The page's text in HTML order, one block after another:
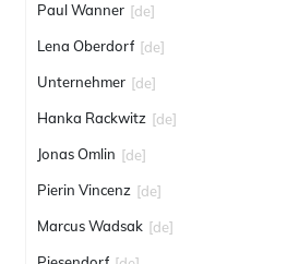
Paul Wanner [de]
Lena Oberdorf [de]
Unternehmer [de]
Hanka Rackwitz [de]
Jonas Omlin [de]
Pierin Vincenz [de]
Marcus Wadsak [de]